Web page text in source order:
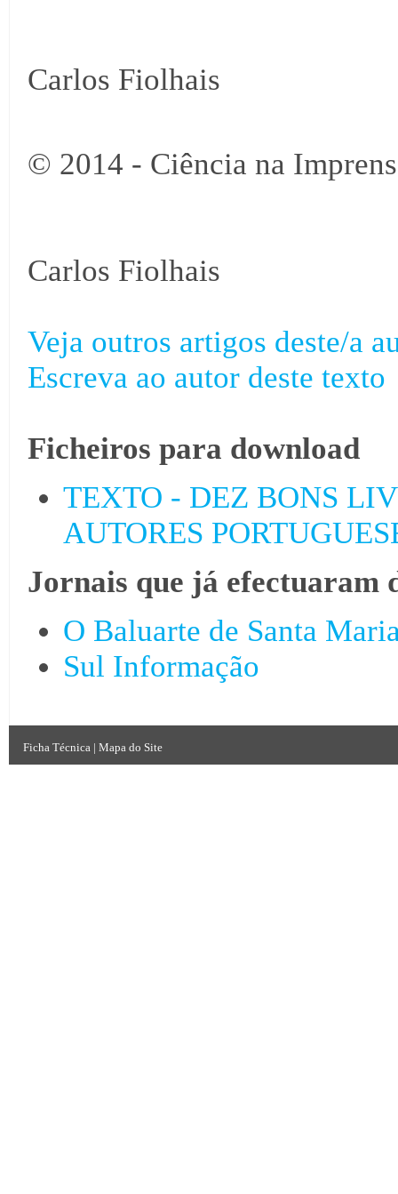
Carlos Fiolhais
© 2014 - Ciência na
Carlos Fiolhais
Veja outros artigos deste/a
Escreva ao autor deste texto
Ficheiros para download
TEXTO - DEZ BONS
AUTORES
Jornais que já efectuaram
O Baluarte de Santa
Sul Informação
Ficha Técnica | Mapa do Site